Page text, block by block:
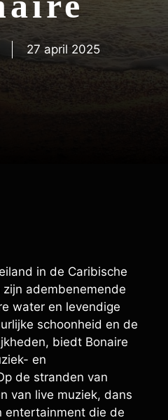
27 april 2025
in de Caribische
adembenemende
water en levendige
schoonheid en de
biedt Bonaire
en
de stranden van
van live muziek, dans
entertainment die de